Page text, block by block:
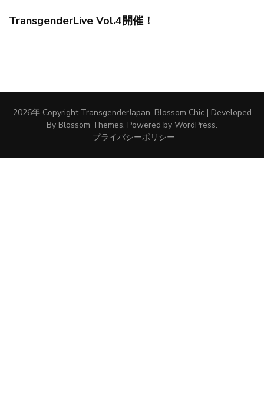
TransgenderLive Vol.4開催！
2026年 Copyright TransgenderJapan. Blossom Chic | Developed
By Blossom Themes. Powered by WordPress.
プライバシーポリシー